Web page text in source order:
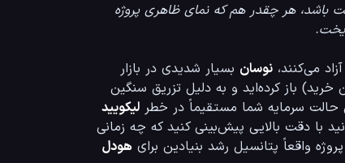
باشد، هر چقدر هم که نمای ظاهری پروژه
نوسان
هودل